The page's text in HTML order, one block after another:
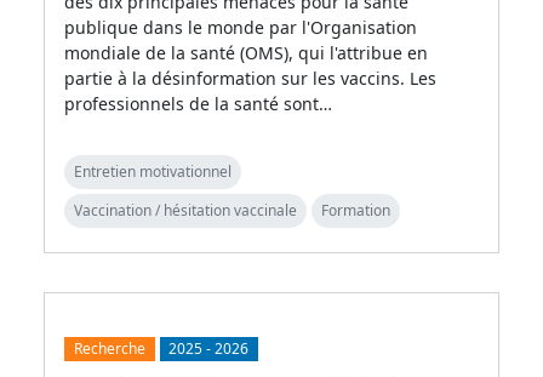
publique dans le monde par l'Organisation
mondiale de la santé (OMS), qui l'attribue en
partie à la désinformation sur les vaccins. Les
professionnels de la santé sont…
Entretien motivationnel
Vaccination / hésitation vaccinale
Formation
Recherche 2025-2026